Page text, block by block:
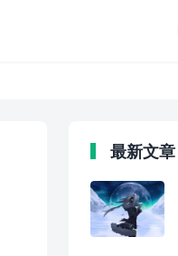
最新文章